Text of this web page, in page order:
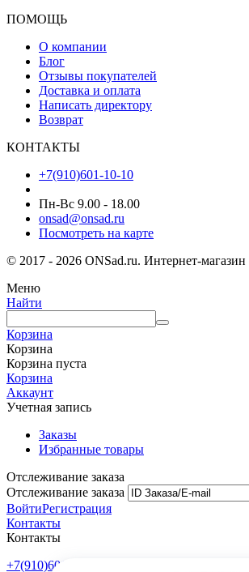
ПОМОЩЬ
О компании
Блог
Отзывы покупателей
Доставка и оплата
Написать директору
Возврат
КОНТАКТЫ
+7(910)601-10-10
Пн-Вс 9.00 - 18.00
onsad@onsad.ru
Посмотреть на карте
© 2017 - 2026 ONSad.ru. Интернет-
Меню
Найти
Корзина
Корзина
Корзина пуста
Корзина
Аккаунт
Учетная запись
Заказы
Избранные товары
Отслеживание заказа
Отслеживание заказа
ВойтиРегистрация
Контакты
Контакты
+7(910)601-10-10